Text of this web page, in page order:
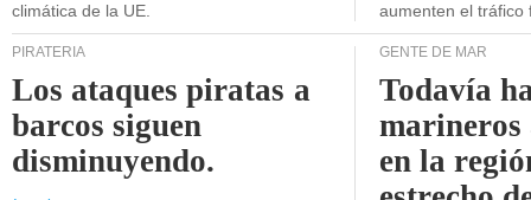
climática de la UE.
aumenten el tráfico
PIRATERÍA
Los ataques piratas a
barcos siguen
disminuyendo.
GENTE DE MAR
Todavía
marineros
en la